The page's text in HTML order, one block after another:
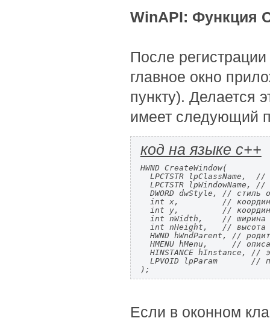
WinAPI: Функция
После
главное окно
пункту). Делается
имеет следующий
код на языке c++
HWND CreateWindow(
LPCTSTR lpClassName,  //
LPCTSTR lpWindowName,
DWORD dwStyle, // стиль
int x,         //
int y,         //
int nWidth,    // ширина
int nHeight,   // высота
HWND hWndParent, //
HMENU hMenu,     //
HINSTANCE hInstance, //
LPVOID lpParam       //
);
Если в оконном